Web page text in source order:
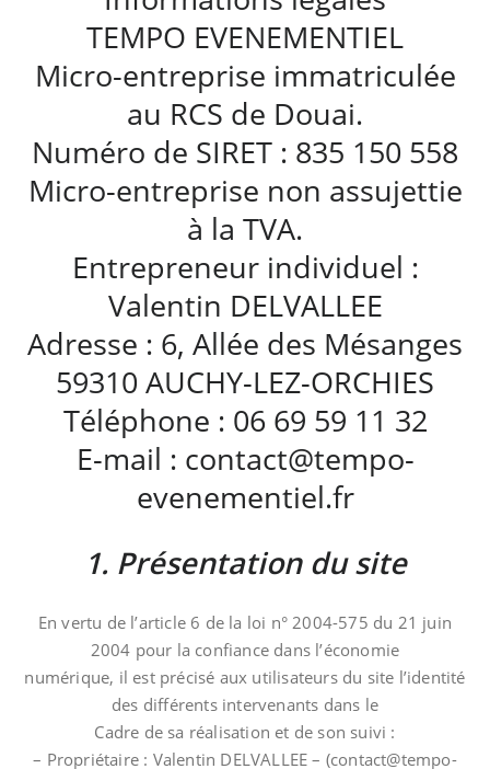
TEMPO EVENEMENTIEL
Micro-entreprise immatriculée
au RCS de Douai.
Numéro de SIRET : 835 150 558
Micro-entreprise non assujettie
à la TVA.
Entrepreneur individuel :
Valentin DELVALLEE
Adresse : 6, Allée des Mésanges
59310 AUCHY-LEZ-ORCHIES
Téléphone : 06 69 59 11 32
E-mail : contact@tempo-
evenementiel.fr
1. Présentation du site
En vertu de l’article 6 de la loi n° 2004-575 du 21 juin
2004 pour la confiance dans l’économie
numérique, il est précisé aux utilisateurs du site l’identité
des différents intervenants dans le
Cadre de sa réalisation et de son suivi :
– Propriétaire : Valentin DELVALLEE – (contact@tempo-